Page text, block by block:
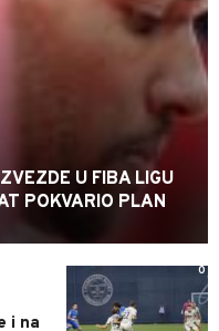
U FIBA LIGU
POKVARIO PLAN
0
i na